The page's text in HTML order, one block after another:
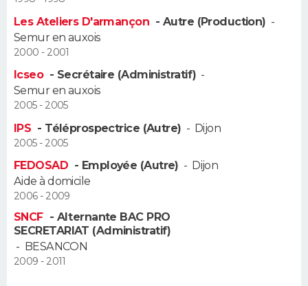
Les Ateliers D'armançon - Autre (Production) -
Semur en auxois
2000 - 2001
Icseo - Secrétaire (Administratif) -
Semur en auxois
2005 - 2005
IPS - Téléprospectrice (Autre) - Dijon
2005 - 2005
FEDOSAD - Employée (Autre) - Dijon
Aide à domicile
2006 - 2009
SNCF - Alternante BAC PRO
SECRETARIAT (Administratif)
- BESANCON
2009 - 2011